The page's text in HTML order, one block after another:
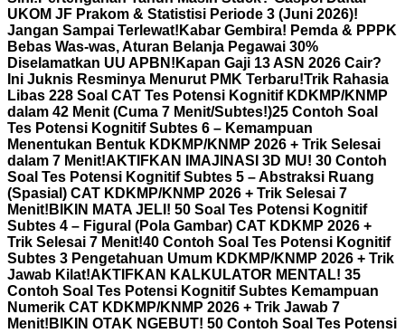
UKOM JF Prakom & Statistisi Periode 3 (Juni 2026)!
Jangan Sampai Terlewat! Kabar Gembira! Pemda & PPPK
Bebas Was-was, Aturan Belanja Pegawai 30%
Diselamatkan UU APBN! Kapan Gaji 13 ASN 2026 Cair?
Ini Juknis Resminya Menurut PMK Terbaru!Trik Rahasia
Libas 228 Soal CAT Tes Potensi Kognitif KDKMP/KNMP
dalam 42 Menit (Cuma 7 Menit/Subtes!)25 Contoh Soal
Tes Potensi Kognitif Subtes 6 – Kemampuan
Menentukan Bentuk KDKMP/KNMP 2026 + Trik Selesai
dalam 7 Menit!AKTIFKAN IMAJINASI 3D MU! 30 Contoh
Soal Tes Potensi Kognitif Subtes 5 – Abstraksi Ruang
(Spasial) CAT KDKMP/KNMP 2026 + Trik Selesai 7
Menit! BIKIN MATA JELI! 50 Soal Tes Potensi Kognitif
Subtes 4 – Figural (Pola Gambar) CAT KDKMP 2026 +
Trik Selesai 7 Menit!40 Contoh Soal Tes Potensi Kognitif
Subtes 3 Pengetahuan Umum KDKMP/KNMP 2026 + Trik
Jawab Kilat!AKTIFKAN KALKULATOR MENTAL! 35
Contoh Soal Tes Potensi Kognitif Subtes Kemampuan
Numerik CAT KDKMP/KNMP 2026 + Trik Jawab 7
Menit! BIKIN OTAK NGEBUT! 50 Contoh Soal Tes Potensi